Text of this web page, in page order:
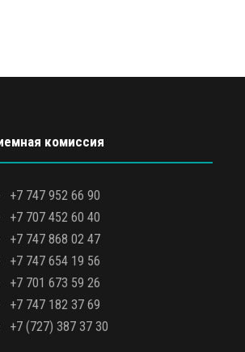
комиссия
+7 747 952 66 90
+7 707 452 60 40
+7 747 868 02 47
+7 747 654 19 56
+7 701 673 59 26
+7 747 182 37 69
+7 (727) 387 37 30